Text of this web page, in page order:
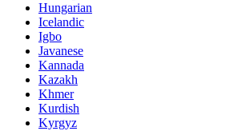
Hungarian
Icelandic
Igbo
Javanese
Kannada
Kazakh
Khmer
Kurdish
Kyrgyz